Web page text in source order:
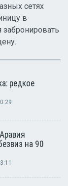
сетях
в
забронировать
редкое
на 90